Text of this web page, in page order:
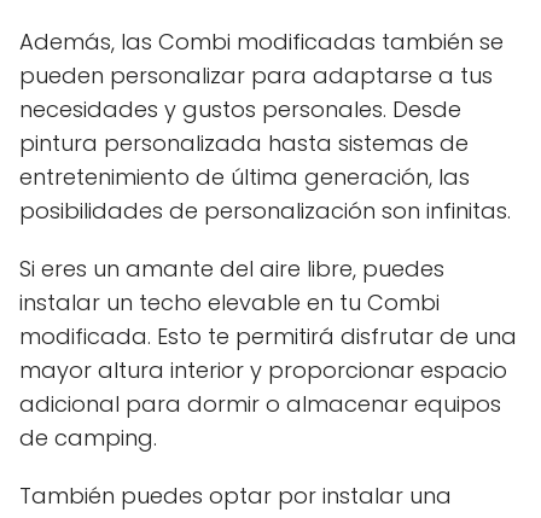
Además, las Combi modificadas también se
pueden personalizar para adaptarse a tus
necesidades y gustos personales. Desde
pintura personalizada hasta sistemas de
entretenimiento de última generación, las
posibilidades de personalización son infinitas.
Si eres un amante del aire libre, puedes
instalar un techo elevable en tu Combi
modificada. Esto te permitirá disfrutar de una
mayor altura interior y proporcionar espacio
adicional para dormir o almacenar equipos
de camping.
También puedes optar por instalar una